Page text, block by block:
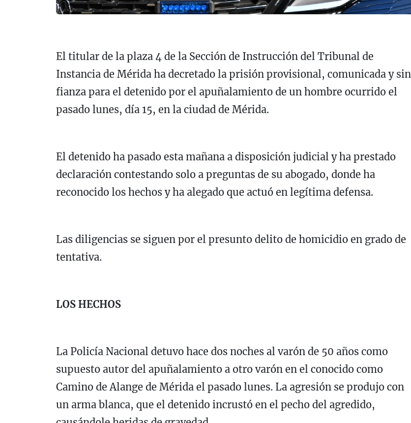
El titular de la plaza 4 de la Sección de Instrucción del Tribunal de
Instancia de Mérida ha decretado la prisión provisional, comunicada y sin
fianza para el detenido por el apuñalamiento de un hombre ocurrido el
pasado lunes, día 15, en la ciudad de Mérida.
El detenido ha pasado esta mañana a disposición judicial y ha prestado
declaración contestando solo a preguntas de su abogado, donde ha
reconocido los hechos y ha alegado que actuó en legítima defensa.
Las diligencias se siguen por el presunto delito de homicidio en grado de
tentativa.
LOS HECHOS
La Policía Nacional detuvo hace dos noches al varón de 50 años como
supuesto autor del apuñalamiento a otro varón en el conocido como
Camino de Alange de Mérida el pasado lunes. La agresión se produjo con
un arma blanca, que el detenido incrustó en el pecho del agredido,